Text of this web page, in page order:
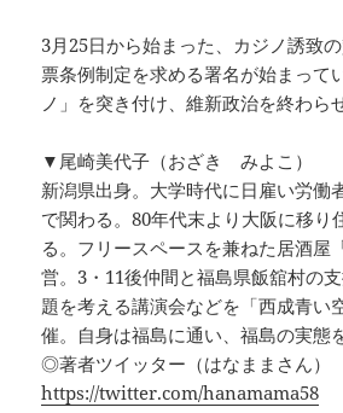
3月25日から始まった、カジノ誘致
票条例制定を求める署名が始まって
ノ」を突き付け、維新政治を終わら
▼尾崎美代子（おざき みよこ）
新潟県出身。大学時代に日雇い労働
で関わる。80年代末より大阪に移り
る。フリースペースを兼ねた居酒屋
営。3・11後仲間と福島県飯舘村の
題を考える講演会などを「西成青い
催。自身は福島に通い、福島の実態
◎著者ツイッター（はなままさん）
https://twitter.com/hanamama58